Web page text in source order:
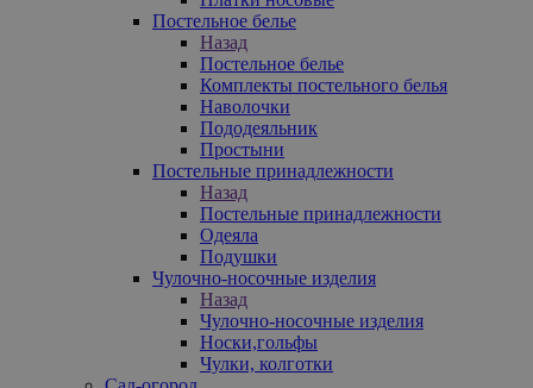
Постельное белье
Назад
Постельное белье
Комплекты постельного белья
Наволочки
Пододеяльник
Простыни
Постельные принадлежности
Назад
Постельные принадлежности
Одеяла
Подушки
Чулочно-носочные изделия
Назад
Чулочно-носочные изделия
Носки,гольфы
Чулки, колготки